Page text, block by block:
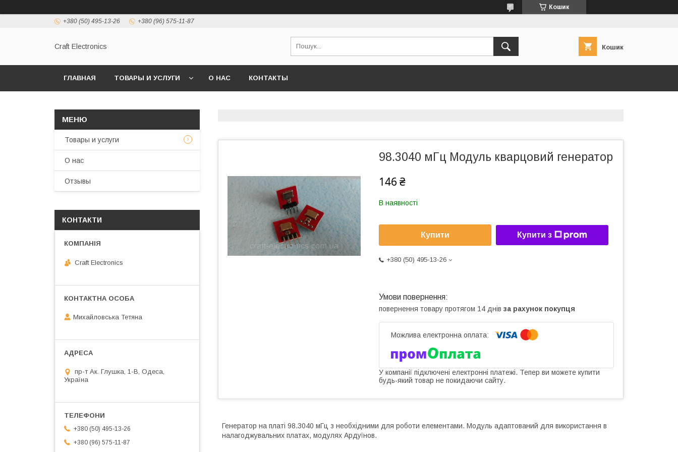
Кошик
+380 (50) 495-13-26 +380 (96) 575-11-87
Craft Electronics Кошик
ГЛАВНАЯ ТОВАРЫ И УСЛУГИ О НАС КОНТАКТЫ
98.3040 мГц Модуль кварцовий генератор
146 ₴
В наявності
Купити Купити з
+380 (50) 495-13-26
повернення товару протягом 14 днів за рахунок покупця
У компанії підключені електронні платежі. Тепер ви можете купити
будь-який товар не покидаючи сайту.
Генератор на платі 98.3040 мГц з необхідними для роботи елементами. Модуль адаптований для використання в
налагоджувальних платах, модулях Ардуїнов.
Товары и услуги
О нас
Отзывы
КОНТАКТИ
Craft Electronics
Михайловська Тетяна
пр-т Ак. Глушка, 1-В, Одеса,
Україна
+380 (50) 495-13-26
+380 (96) 575-11-87